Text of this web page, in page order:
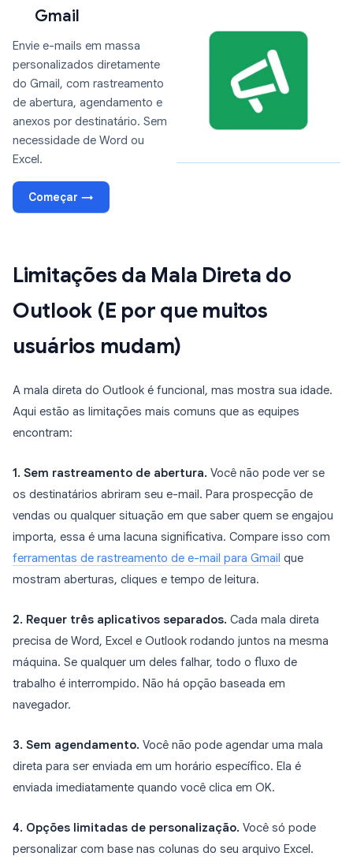
Gmail
Envie e-mails em massa
personalizados diretamente
do Gmail, com rastreamento
de abertura, agendamento e
anexos por destinatário. Sem
necessidade de Word ou
Excel.
Começar →
Limitações da Mala Direta do
Outlook (E por que muitos
usuários mudam)
A mala direta do Outlook é funcional, mas mostra sua idade.
Aqui estão as limitações mais comuns que as equipes
encontram:
1. Sem rastreamento de abertura. Você não pode ver se
os destinatários abriram seu e-mail. Para prospecção de
vendas ou qualquer situação em que saber quem se engajou
importa, essa é uma lacuna significativa. Compare isso com
ferramentas de rastreamento de e-mail para Gmail que
mostram aberturas, cliques e tempo de leitura.
2. Requer três aplicativos separados. Cada mala direta
precisa de Word, Excel e Outlook rodando juntos na mesma
máquina. Se qualquer um deles falhar, todo o fluxo de
trabalho é interrompido. Não há opção baseada em
navegador.
3. Sem agendamento. Você não pode agendar uma mala
direta para ser enviada em um horário específico. Ela é
enviada imediatamente quando você clica em OK.
4. Opções limitadas de personalização. Você só pode
personalizar com base nas colunas do seu arquivo Excel.